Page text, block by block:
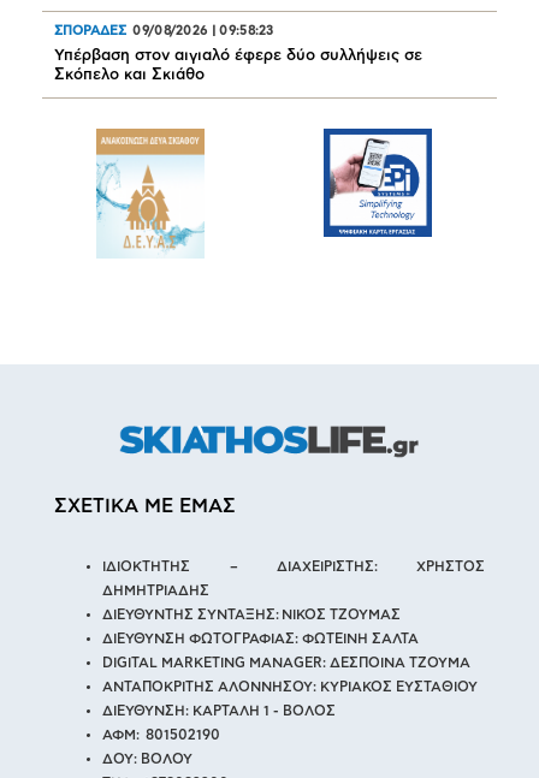
ΣΠΟΡΑΔΕΣ 09/08/2026 09:58:23
Υπέρβαση στον αιγιαλό έφερε δύο συλλήψεις σε
Σκόπελο και Σκιάθο
ΣΧΕΤΙΚΑ ΜΕ ΕΜΑΣ
ΙΔΙΟΚΤΗΤΗΣ – ΔΙΑΧΕΙΡΙΣΤΗΣ: ΧΡΗΣΤΟΣ
ΔΗΜΗΤΡΙΑΔΗΣ
ΔΙΕΥΘΥΝΤΗΣ ΣΥΝΤΑΞΗΣ: ΝΙΚΟΣ ΤΖΟΥΜΑΣ
ΔΙΕΥΘΥΝΣΗ ΦΩΤΟΓΡΑΦΙΑΣ: ΦΩΤΕΙΝΗ ΣΑΛΤΑ
DIGITAL MARKETING MANAGER: ΔΕΣΠΟΙΝΑ ΤΖΟΥΜΑ
ΑΝΤΑΠΟΚΡΙΤΗΣ ΑΛΟΝΝΗΣΟΥ: ΚΥΡΙΑΚΟΣ ΕΥΣΤΑΘΙΟΥ
ΔΙΕΥΘΥΝΣΗ: ΚΑΡΤΑΛΗ 1 - ΒΟΛΟΣ
ΑΦΜ: 801502190
ΔΟΥ: ΒΟΛΟΥ